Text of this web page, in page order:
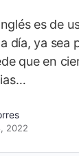
es de
día, ya sea
que en
2022